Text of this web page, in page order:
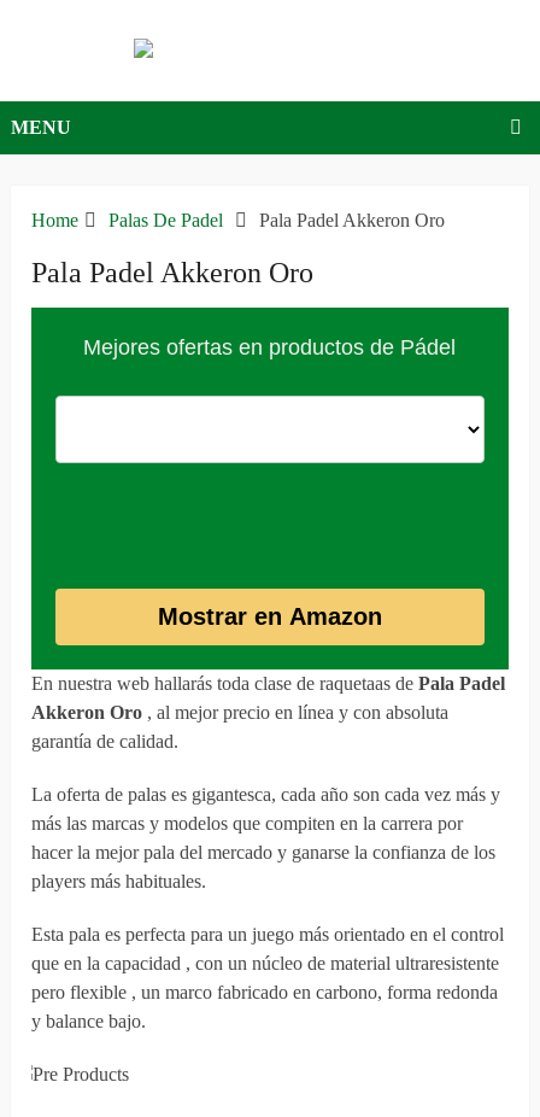
MENU
Home Palas De Padel Pala Padel Akkeron Oro
Pala Padel Akkeron Oro
Mejores ofertas en productos de Pádel
Mostrar en Amazon
En nuestra web hallarás toda clase de raquetaas dePala Padel
Akkeron Oro , al mejor precio en línea y con absoluta
garantía de calidad.
La oferta de palas es gigantesca, cada año son cada vez más y
más las marcas y modelos que compiten en la carrera por
hacer la mejor pala del mercado y ganarse la confianza de los
players más habituales.
Esta pala es perfecta para un juego más orientado en el control
que en la capacidad , con un núcleo de material ultraresistente
pero flexible , un marco fabricado en carbono, forma redonda
y balance bajo.